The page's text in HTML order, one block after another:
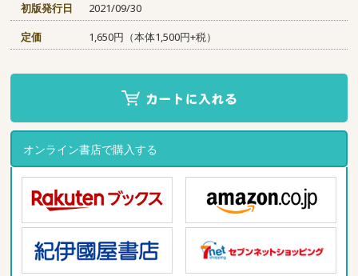
初版発行日
2021/09/30
定価
1,650円（本体1,500円+税）
オンライン書店で購入する